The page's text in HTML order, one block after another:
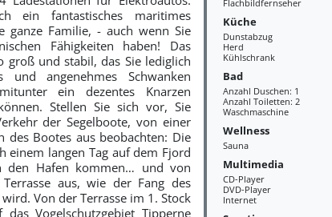
Flachbildfernseher
Küche
Dunstabzug
Herd
Kühlschrank
Bad
Anzahl Duschen: 1
Anzahl Toiletten: 2
Waschmaschine
Wellness
Sauna
Multimedia
CD-Player
DVD-Player
Internet
ein fantastisches maritimes
ganze Familie, - auch wenn Sie
Fähigkeiten haben! Das
groß und stabil, das Sie lediglich
und angenehmes Schwanken
ein dezentes Knarzen
Stellen Sie sich vor, Sie
der Segelboote, von einer
des Bootes aus beobachten: Die
einem langen Tag auf dem Fjord
den Hafen kommen… und von
aus, wie der Fang des
Von der Terrasse im 1. Stock
Vogelschutzgebiet Tipperne